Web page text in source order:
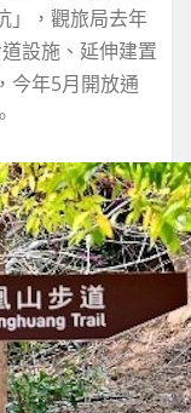
」，觀旅局去年
設施、延伸建置
今年5月開放通